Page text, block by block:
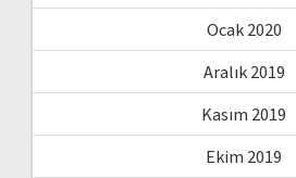
Ocak 2020
Aralık 2019
Kasım 2019
Ekim 2019